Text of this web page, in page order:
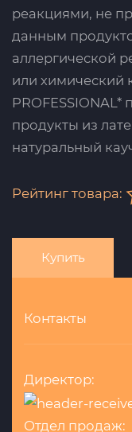
реакциями, не
данным
аллергической
или химический
PROFESSIONAL*
продукты из
натуральный
Рейтинг товара:
Купить
Контакты
Директор:
Отдел продаж: